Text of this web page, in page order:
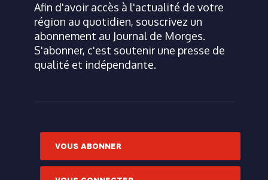
Afin d'avoir accès à l'actualité de votre
région au quotidien, souscrivez un
abonnement au Journal de Morges.
S'abonner, c'est soutenir une presse de
qualité et indépendante.
VOUS ABONNER